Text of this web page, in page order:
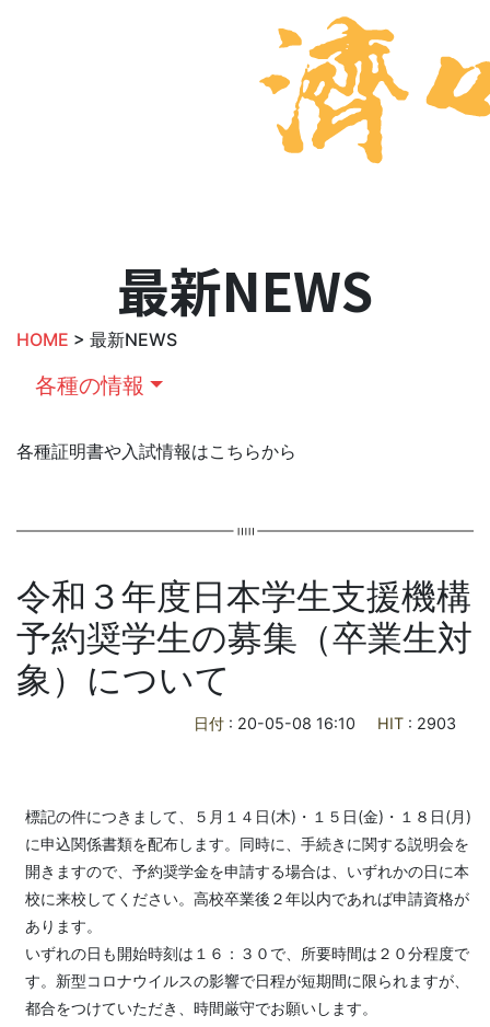
最新NEWS
HOME > 最新NEWS
各種の情報
各種証明書や入試情報はこちらから
令和３年度日本学生支援機構
予約奨学生の募集（卒業生対
象）について
日付 : 20-05-08 16:10 HIT : 2903
標記の件につきまして、５月１４日(木)・１５日(金)・１８日(月)
に申込関係書類を配布します。同時に、手続きに関する説明会を
開きますので、予約奨学金を申請する場合は、いずれかの日に本
校に来校してください。高校卒業後２年以内であれば申請資格が
あります。
いずれの日も開始時刻は１６：３０で、所要時間は２０分程度で
す。新型コロナウイルスの影響で日程が短期間に限られますが、
都合をつけていただき、時間厳守でお願いします。